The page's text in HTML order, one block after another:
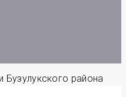
Бузулукского района